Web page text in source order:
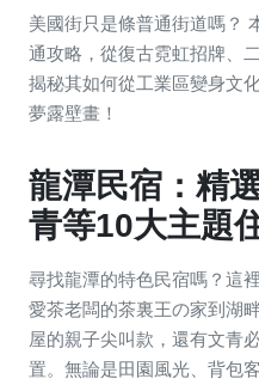
美國街只是條普通街道嗎？
通攻略，從復古霓虹招牌、
揭秘其如何從工業區變身文
夢露壁畫！
龍潭民宿：精
青等10大主題
尋找龍潭的特色民宿嗎？這
愛茶老闆的茶裏王の家到湖
屋的親子尖叫款，還有文青
置。無論是田園風光、背包